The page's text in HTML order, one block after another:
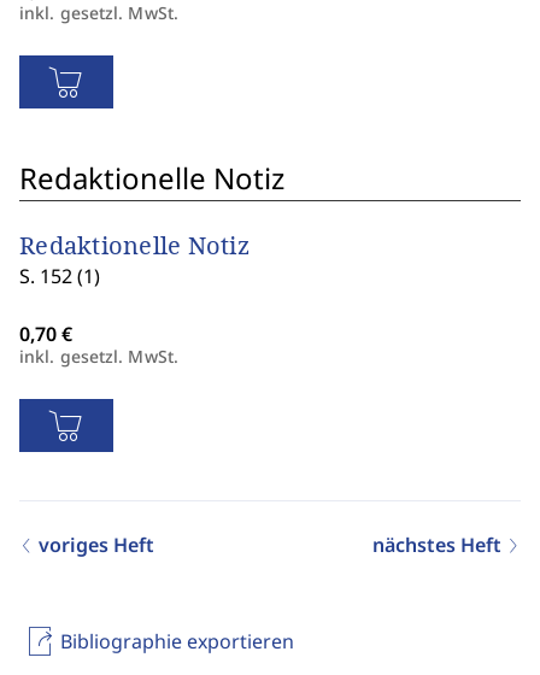
Bibliographie exportieren
inkl. gesetzl. MwSt.
Redaktionelle Notiz
Redaktionelle Notiz
S. 152 (1)
inkl. gesetzl. MwSt.
voriges Heft nächstes Heft